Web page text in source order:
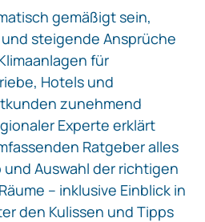
gemäßigt sein,
steigende Ansprüche
für
Hotels und
zunehmend
Experte erklärt
Ratgeber alles
Auswahl der richtigen
– inklusive Einblick in
den Kulissen und Tipps